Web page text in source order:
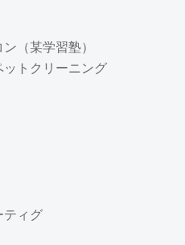
（某学習塾）
トクリーニング
ティグ